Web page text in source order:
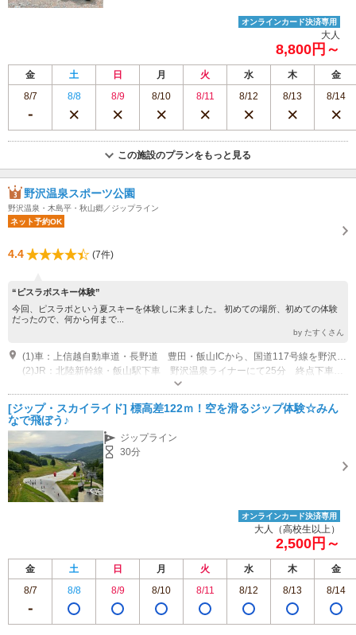
オンラインカード決済専用
大人
8,800円～
金 土 日 月 火 水 木
金
8/7
8/8 8/9 8/10 8/11 8/12 8/13 8/14
この施設のプランをもっと見る
野沢温泉スポーツ公園
野沢温泉・木島平・秋山郷／ジップライン
ネット予約OK
4.4 (7件)
“ピスラボスキー体験”
今回、ピスラボという夏スキーを体験しに来ました。 初めての場所、初めての体験
だったので、何から何まで...
by たすくさん
(1)車：上信越自動車道・長野道 豊田・飯山ICから、国道117号線を野沢温泉方面に約25分
営業：【夏期】6月～11月 【冬期】12月～5月 営業時間：【夏期】 ◆ジッ
落雷の恐れがある場合は運行中止の場合あり ◆サマーゲレンデ 9：00
～16：00 定休日：火・水・木曜日 祝日は営業 ◆ナスキーパーク
9：00～16：30 【冬期】 ◆ジップスカイライド 9：30～16：00
専用駐車場あり（無料）70台
[ジップ・スカイライド] 標高差122ｍ！空を滑るジップ体験☆みん
なで飛ぼう♪
ジップライン
30分
オンラインカード決済専用
大人（高校生以上）
2,500円～
金 土 日 月 火 水 木
金
8/7
8/8 8/9 8/10 8/11 8/12 8/13 8/14